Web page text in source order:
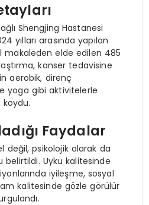
Shengjing Hastanesi
yılları arasında yapılan
makaleden elde edilen 485
kanser tedavisine
aerobik, direnç
yoga gibi aktivitelerle
Faydalar
değil, psikolojik olarak da
Uyku kalitesinde
iyileşme, sosyal
kalitesinde gözle görülür